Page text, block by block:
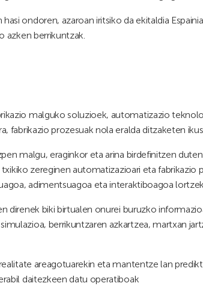
ondoren, azaroan iritsiko da ekitaldia
azken berrikuntzak.
malguko soluzioek, automatizazio
fabrikazio prozesuak nola eralda ditzaketen
malgu, eraginkor eta arina birdefinitzen
zereginen automatizazioari eta fabrikazio
adimentsuagoa eta interaktiboagoa
direnek biki birtualen onurei buruzko
berrikuntzaren azkartzea, martxan
areagotuarekin eta mantentze lan
erabil daitezkeen datu operatiboak